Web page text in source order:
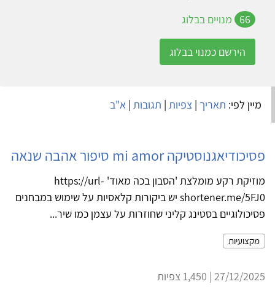
66
מנויים בבלוג
הירשם כמנוי בבלוג
מיין לפי: תאריך | צפיות | תגובות | א"ב
פסיכודיאגנוסטיקה mi amor סיפור אהבה שנאה
מוזיקת רקע מומלצת 'הסבון בכה מאוד' https://url-
shortener.me/5FJ0 יש ביקורות קלאסיות על שימוש במבחנים
פסיכולוגיים בסטינג קליני שחוזרות על עצמן כמו שיר...
מקצועיות
27/12/2025 | 1,450 צפיות